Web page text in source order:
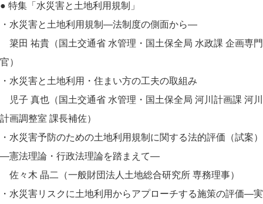
● 特集「水災害と土地利用規制」
・水災害と土地利用規制―法制度の側面から―
簗田 祐貴（国土交通省 水管理・国土保全局 水政課 企画専門
官）
・水災害と土地利用・住まい方の工夫の取組み
児子 真也（国土交通省 水管理・国土保全局 河川計画課 河川
計画調整室 課長補佐）
・水災害予防のための土地利用規制に関する法的評価（試案）
―憲法理論・行政法理論を踏まえて―
佐々木 晶二（一般財団法人土地総合研究所 専務理事）
・水災害リスクに土地利用からアプローチする施策の評価―実